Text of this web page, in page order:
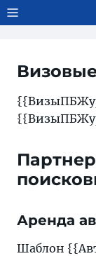
Тонкости
Аренда
Шаблон